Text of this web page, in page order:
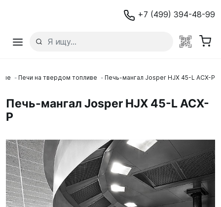
+7 (499) 394-48-99
Печи на твердом топливе Печь-мангал Josper HJX 45-L ACX-P
Печь-мангал Josper HJX 45-L ACX-
P